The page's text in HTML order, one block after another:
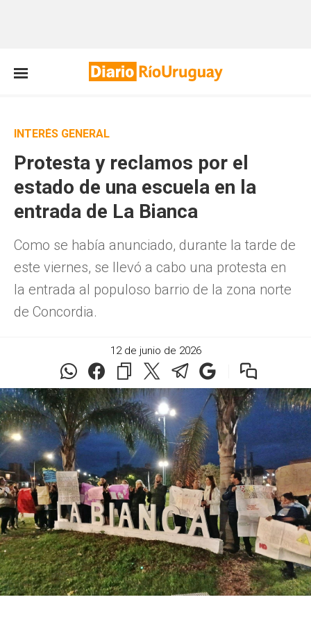
INTERÉS GENERAL
Protesta y reclamos por el
estado de una escuela en la
entrada de La Bianca
Como se había anunciado, durante la tarde de
este viernes, se llevó a cabo una protesta en
la entrada al populoso barrio de la zona norte
de Concordia.
12 de junio de 2026